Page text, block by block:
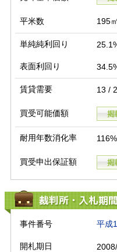
平米数 195㎡
単純純利回り
表面利回り
賃貸需要 13 /
買受可能価額
耐用年数消化率 116%
買受申出保証額
裁判所・入札期
事件番号 平成
開札期日